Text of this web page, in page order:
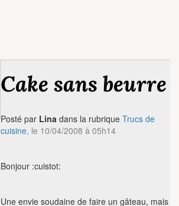
Cake sans beurre
Posté par Lina dans la rubrique Trucs de
cuisine, le 10/04/2008 à 05h14
Bonjour :cuistot:
Une envie soudaine de faire un gâteau, mais